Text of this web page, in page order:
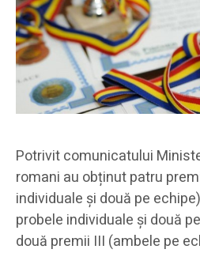
Potrivit comunicatului
romani au obținut patru
individuale și două pe
probele individuale și două
două premii III (ambele pe